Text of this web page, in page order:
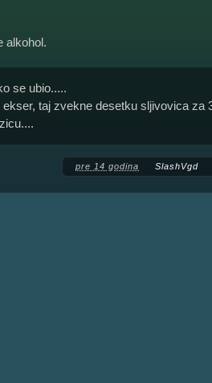
alkohol.
se ubio.....
ekser, taj zvekne desetku sljivovica za
pre 14 godina SlashVgd